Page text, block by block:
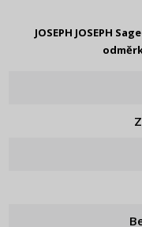
JOSEPH JOSEPH